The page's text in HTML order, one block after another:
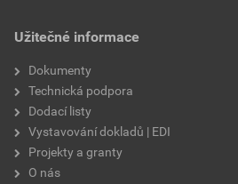
Užitečné informace
Dokumenty
Technická podpora
Dodací listy
Vystavování dokladů | EDI
Projekty a granty
O nás